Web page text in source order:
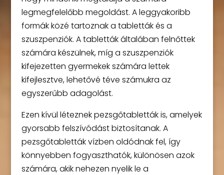
legmegfelelőbb megoldást. A leggyakoribb
formák közé tartoznak a tabletták és a
szuszpenziók. A tabletták általában felnőttek
számára készülnek, míg a szuszpenziók
kifejezetten gyermekek számára lettek
kifejlesztve, lehetővé téve számukra az
egyszerűbb adagolást.
Ezen kívül léteznek pezsgőtabletták is, amelyek
gyorsabb felszívódást biztosítanak. A
pezsgőtabletták vízben oldódnak fel, így
könnyebben fogyaszthatók, különösen azok
számára, akik nehezen nyelik le a